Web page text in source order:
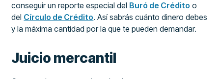
conseguir un reporte especial del Buró de Crédito o
del Círculo de Crédito. Así sabrás cuánto dinero debes
y la máxima cantidad por la que te pueden demandar.
Juicio mercantil